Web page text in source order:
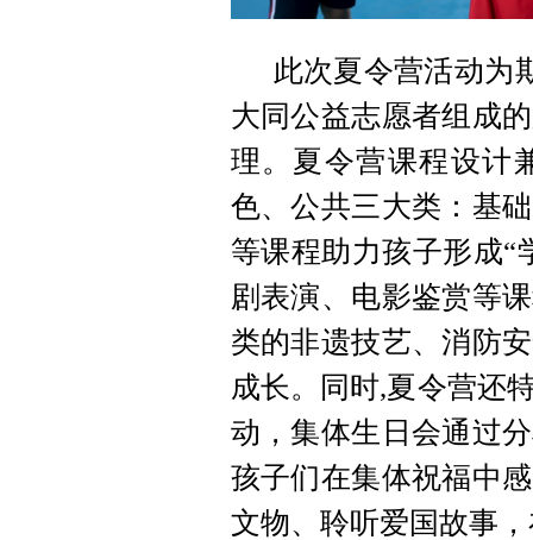
此次夏令营活动为
大同公益志愿者组成
理。夏令营课程设计
色、公共三大类：基
等课程助力孩子形成“
剧表演、电影鉴赏等
类的非遗技艺、消防
成长。同时,夏令营还
动，集体生日会通过
孩子们在集体祝福中
文物、聆听爱国故事